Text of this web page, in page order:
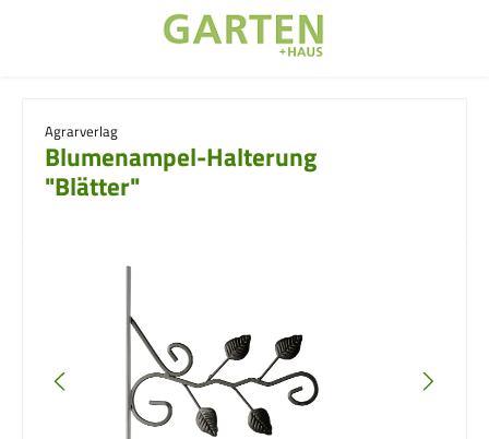
Agrarverlag
Blumenampel-Halterung
"Blätter"
Bildergalerie überspringen